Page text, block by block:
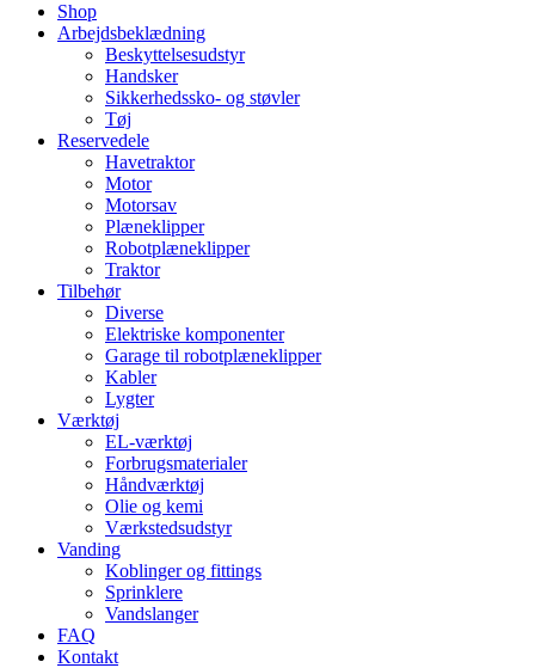
Shop
Arbejdsbeklædning
Beskyttelsesudstyr
Handsker
Sikkerhedssko- og støvler
Tøj
Reservedele
Havetraktor
Motor
Motorsav
Plæneklipper
Robotplæneklipper
Traktor
Tilbehør
Diverse
Elektriske komponenter
Garage til robotplæneklipper
Kabler
Lygter
Værktøj
EL-værktøj
Forbrugsmaterialer
Håndværktøj
Olie og kemi
Værkstedsudstyr
Vanding
Koblinger og fittings
Sprinklere
Vandslanger
FAQ
Kontakt